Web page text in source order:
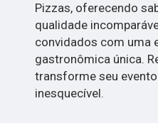
Pizzas, oferecendo
qualidade
convidados com uma
gastronômica única.
transforme seu
inesquecível.